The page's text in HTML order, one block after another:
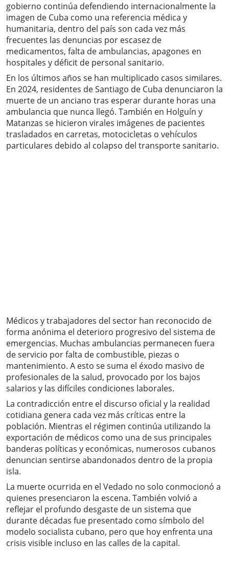
gobierno continúa defendiendo internacionalmente la
imagen de Cuba como una referencia médica y
humanitaria, dentro del país son cada vez más
frecuentes las denuncias por escasez de
medicamentos, falta de ambulancias, apagones en
hospitales y déficit de personal sanitario.
En los últimos años se han multiplicado casos similares.
En 2024, residentes de Santiago de Cuba denunciaron la
muerte de un anciano tras esperar durante horas una
ambulancia que nunca llegó. También en Holguín y
Matanzas se hicieron virales imágenes de pacientes
trasladados en carretas, motocicletas o vehículos
particulares debido al colapso del transporte sanitario.
Médicos y trabajadores del sector han reconocido de
forma anónima el deterioro progresivo del sistema de
emergencias. Muchas ambulancias permanecen fuera
de servicio por falta de combustible, piezas o
mantenimiento. A esto se suma el éxodo masivo de
profesionales de la salud, provocado por los bajos
salarios y las difíciles condiciones laborales.
La contradicción entre el discurso oficial y la realidad
cotidiana genera cada vez más críticas entre la
población. Mientras el régimen continúa utilizando la
exportación de médicos como una de sus principales
banderas políticas y económicas, numerosos cubanos
denuncian sentirse abandonados dentro de la propia
isla.
La muerte ocurrida en el Vedado no solo conmocionó a
quienes presenciaron la escena. También volvió a
reflejar el profundo desgaste de un sistema que
durante décadas fue presentado como símbolo del
modelo socialista cubano, pero que hoy enfrenta una
crisis visible incluso en las calles de la capital.